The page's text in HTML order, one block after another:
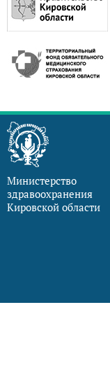
Министерство
здравоохранения
Кировской области